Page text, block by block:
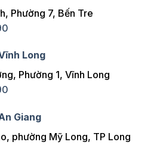
Phường 7, Bến Tre
Long
Phường 1, Vĩnh Long
Giang
phường Mỹ Long, TP Long